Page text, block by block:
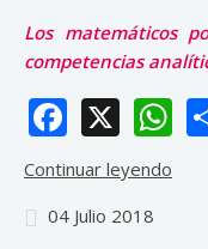
Los matemáticos
competencias
X
Continuar leyendo
04 Julio 2018